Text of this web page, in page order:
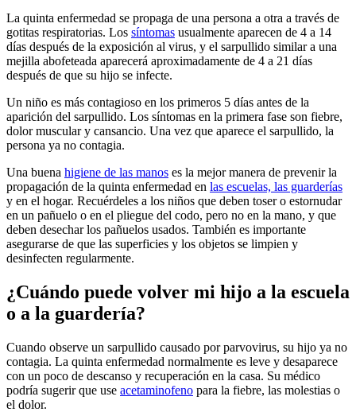
La quinta enfermedad se propaga de una persona a otra a través de
gotitas respiratorias. Los síntomas usualmente aparecen de 4 a 14
días después de la exposición al virus, y el sarpullido similar a una
mejilla abofeteada aparecerá aproximadamente de 4 a 21 días
después de que su hijo se infecte.
Un niño es más contagioso en los primeros 5 días antes de la
aparición del sarpullido. Los síntomas en la primera fase son fiebre,
dolor muscular y cansancio. Una vez que aparece el sarpullido, la
persona ya no contagia.
Una buena higiene de las manos es la mejor manera de prevenir la
propagación de la quinta enfermedad en las escuelas, las guarderías
y en el hogar. Recuérdeles a los niños que deben toser o estornudar
en un pañuelo o en el pliegue del codo, pero no en la mano, y que
deben desechar los pañuelos usados. También es importante
asegurarse de que las superficies y los objetos se limpien y
desinfecten regularmente.
¿Cuándo puede volver mi hijo a la escuela
o a la guardería?
Cuando observe un sarpullido causado por parvovirus, su hijo ya no
contagia. La quinta enfermedad normalmente es leve y desaparece
con un poco de descanso y recuperación en la casa. Su médico
podría sugerir que use acetaminofeno para la fiebre, las molestias o
el dolor.